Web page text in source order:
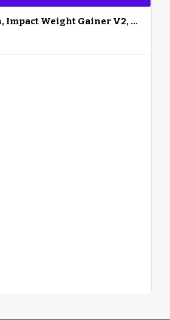
Myprotein, Impact Weight Gainer V2, Гейнер 2500г, Шоколад